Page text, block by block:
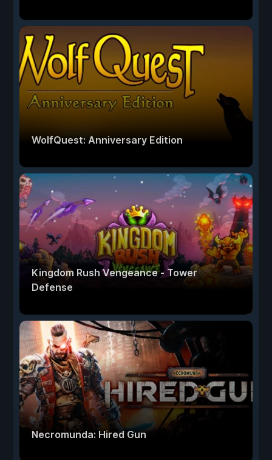
WolfQuest: Anniversary Edition
Kingdom Rush Vengeance - Tower
Defense
Necromunda: Hired Gun